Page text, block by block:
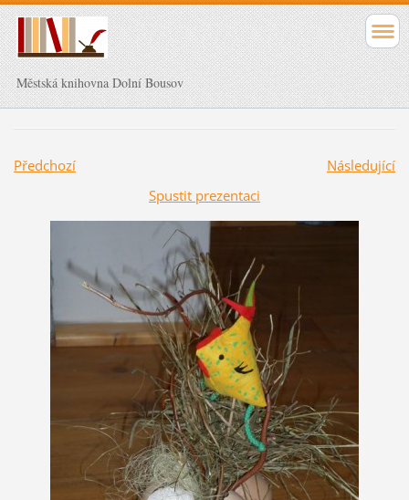
Městská knihovna Dolní Bousov
Předchozí
Následující
Spustit prezentaci